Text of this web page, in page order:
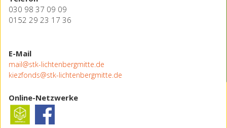
030 98 37 09 09
0152 29 23 17 36
E-Mail
mail@stk-lichtenbergmitte.de
kiezfonds@stk-lichtenbergmitte.de
Online-Netzwerke